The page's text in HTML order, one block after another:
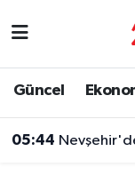
Güncel
05:44
Nöbetçi